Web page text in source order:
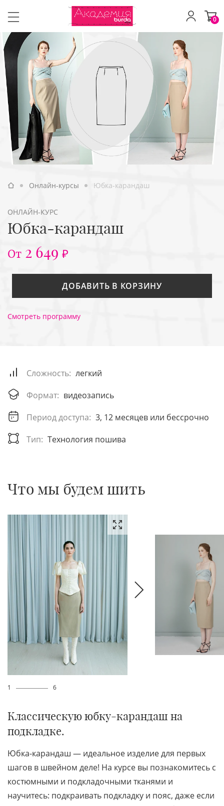
0
Онлайн-курсы Юбка-карандаш
ОНЛАЙН-КУРС
Юбка-карандаш
От 2 649 ₽
ДОБАВИТЬ В КОРЗИНУ
Смотреть программу
Сложность: легкий
Формат: видеозапись
Период доступа: 3, 12 месяцев или бессрочно
Тип: Технология пошива
Что мы будем шить
1 6
Классическую юбку-карандаш на
подкладке.
Юбка-карандаш — идеальное изделие для первых
шагов в швейном деле! На курсе вы познакомитесь с
костюмными и подкладочными тканями и
научитесь: подкраивать подкладку и пояс, даже если